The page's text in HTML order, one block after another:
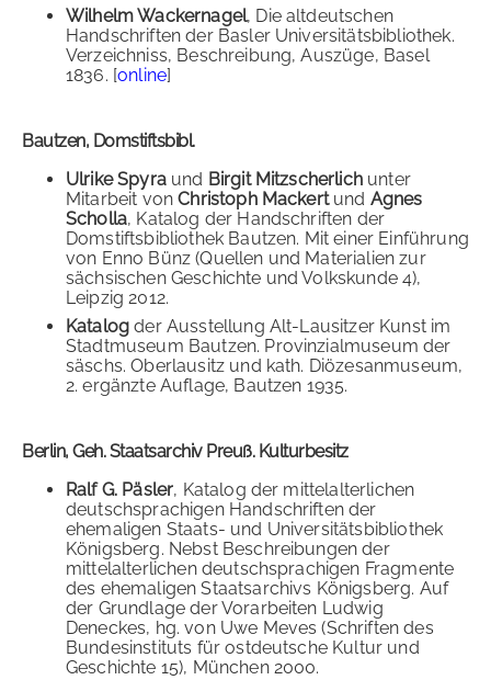
Wilhelm Wackernagel, Die altdeutschen
Handschriften der Basler Universitätsbibliothek.
Verzeichniss, Beschreibung, Auszüge, Basel
1836. [online]
Bautzen, Domstiftsbibl.
Ulrike Spyraund Birgit Mitzscherlichunter
Mitarbeit vonChristoph Mackertund Agnes
Scholla, Katalog der Handschriften der
Domstiftsbibliothek Bautzen. Mit einer Einführung
von Enno Bünz (Quellen und Materialien zur
sächsischen Geschichte und Volkskunde 4),
Leipzig 2012.
Katalog der Ausstellung Alt-Lausitzer Kunst im
Stadtmuseum Bautzen. Provinzialmuseum der
säschs. Oberlausitz und kath. Diözesanmuseum,
2. ergänzte Auflage, Bautzen 1935.
Berlin, Geh. Staatsarchiv Preuß. Kulturbesitz
Ralf G. Päsler, Katalog der mittelalterlichen
deutschsprachigen Handschriften der
ehemaligen Staats- und Universitätsbibliothek
Königsberg. Nebst Beschreibungen der
mittelalterlichen deutschsprachigen Fragmente
des ehemaligen Staatsarchivs Königsberg. Auf
der Grundlage der Vorarbeiten Ludwig
Deneckes, hg. von Uwe Meves (Schriften des
Bundesinstituts für ostdeutsche Kultur und
Geschichte 15), München 2000.